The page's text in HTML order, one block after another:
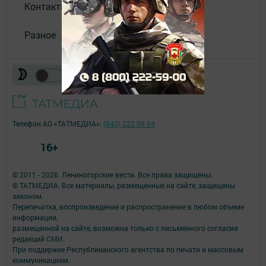
Контакты
Разное
© 2011 - 2026. Лениногорские вести. Все права защищены.
© ТАТМЕДИА. Все материалы, размещенные на сайте, защищены
законом.
Перепечатка, воспроизведение и распространение в любом объеме
информации,
размещенной на сайте, возможна только с письменного согласия
редакций СМИ.
При поддержке Республиканского агентства по печати и массовым
коммуникациям.
Телефон АО «ТАТМЕДИА»: (843) 222 09 84
16+